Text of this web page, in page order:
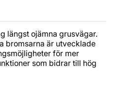
längst ojämna grusvägar.
bromsarna är utvecklade
för mer
som bidrar till hög